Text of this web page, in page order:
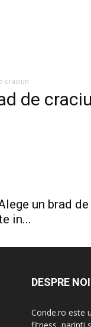
craciun
de
un brad de
in...
DESPRE NOI
Conde.ro este